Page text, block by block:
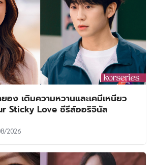
ง เติมความหวานและเคมีเหนียว
Sticky Love ซีรีส์ออริจินัล
2026